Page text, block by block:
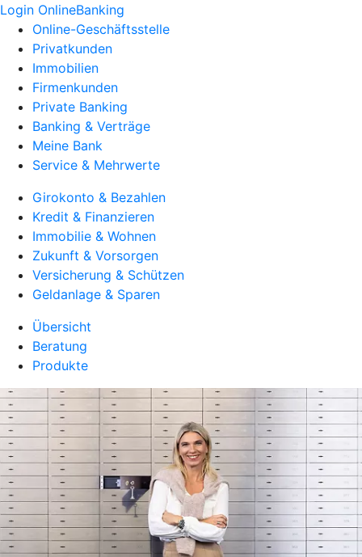
Login OnlineBanking
Online-Geschäftsstelle
Privatkunden
Immobilien
Firmenkunden
Private Banking
Banking & Verträge
Meine Bank
Service & Mehrwerte
Girokonto & Bezahlen
Kredit & Finanzieren
Immobilie & Wohnen
Zukunft & Vorsorgen
Versicherung & Schützen
Geldanlage & Sparen
Übersicht
Beratung
Produkte